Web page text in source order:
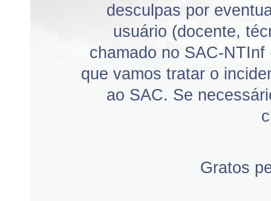
desculpas por
usuário (docente,
chamado no SAC-NTInf
que vamos tratar o
ao SAC. Se
Gratos